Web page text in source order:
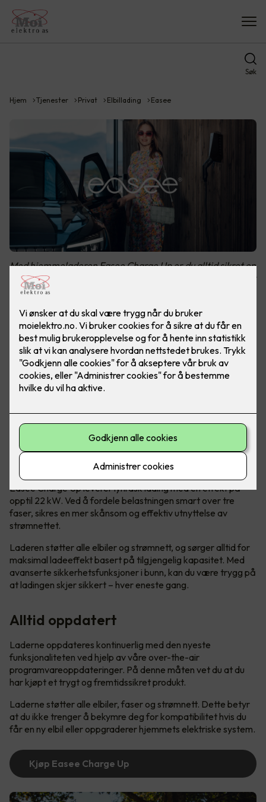
Søk
Hjem Tjenester Privat Elbillading Easee
Med hjemmeladeren Easee Charge Up er du alltid sikret en
fulladet elbil. Laderen passer alle elbiler og er tilpasset ditt
hjem!
Enkel lading med Easee Charge Up -
tilpasset ditt hjem
Easee Charge Up leverer lynrask lading med en effekt på
opptil 22 kW. Ved å fordele belastningen smart over tre
faser, sikres en mer skånsom og effektiv utnyttelse av
strømnettet.
Laderen støtter alle elbiler og strømnett, og sørger alltid for
maksimal ladeeffekt basert på tilgjengelig kapasitet. Med
avanserte sikkerhetsfunksjoner i bunn, kan du være trygg på
at ladingen skjer sikkert – hver eneste gang.
Alltid oppdatert
Laderne oppdateres kontinuerlig med den nyeste
funksjonaliteten ved hjelp av våre over-the-air
programvareoppdateringer. På denne måten vet du at du
har kjøpt et trygt og fremtidssikret produkt.
Laderne støtter alle elbiler, faser og strømnett. Dette betyr
at du ikke trenger å bekymre deg for kompatibilitet hvis du
får en ny elbil eller oppgraderer hjemmets elektriske system.
Kjøp Easee Charge Up